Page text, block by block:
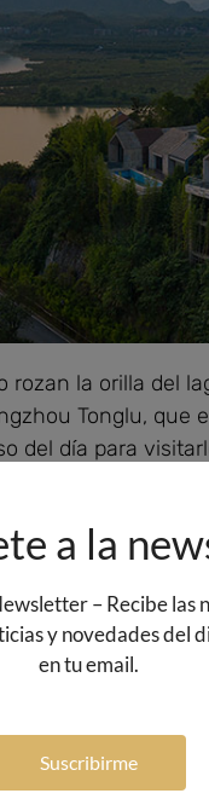
la orilla del
Tonglu, que
del día para
vista, se llega
de la luz»,
el bosque a
a la
– Recibe las
y novedades del
en tu email.
Suscribirme